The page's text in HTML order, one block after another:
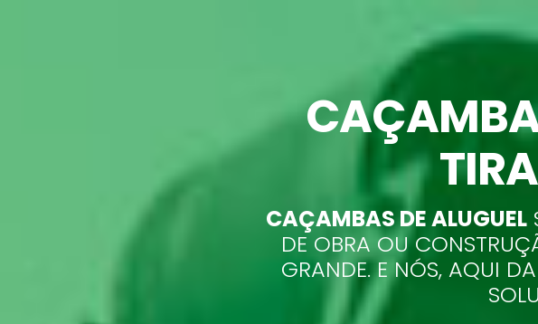
CAÇAMBAS DE ALUGUEL
DE OBRA OU
GRANDE. E NÓS, AQUI